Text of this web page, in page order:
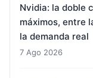
Nvidia: la doble
máximos, entre
la demanda real
7 Ago 2026